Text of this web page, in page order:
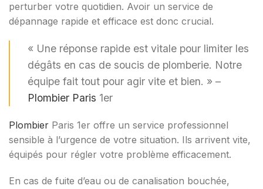
perturber votre quotidien. Avoir un service de
dépannage rapide et efficace est donc crucial.
« Une réponse rapide est vitale pour limiter les
dégâts en cas de soucis de plomberie. Notre
équipe fait tout pour agir vite et bien. » –
Plombier Paris 1er
Plombier Paris 1er offre un service professionnel
sensible à l’urgence de votre situation. Ils arrivent vite,
équipés pour régler votre problème efficacement.
En cas de fuite d’eau ou de canalisation bouchée,